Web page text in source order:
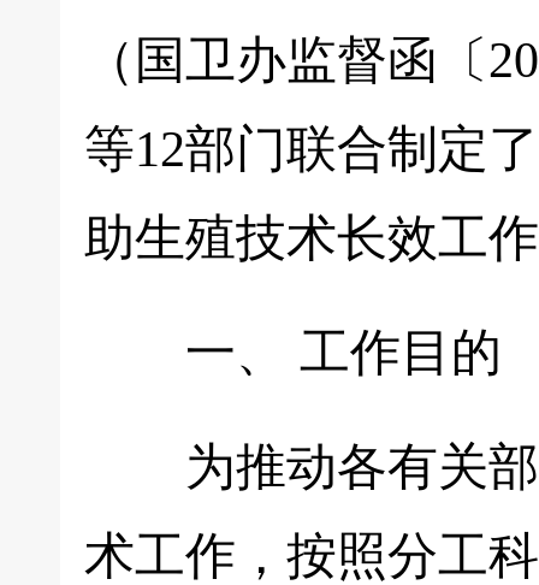
（国卫办监督函〔
等12部门联合制定
助生殖技术长效工
一、 工作目的
为推动各有关部
术工作，按照分工